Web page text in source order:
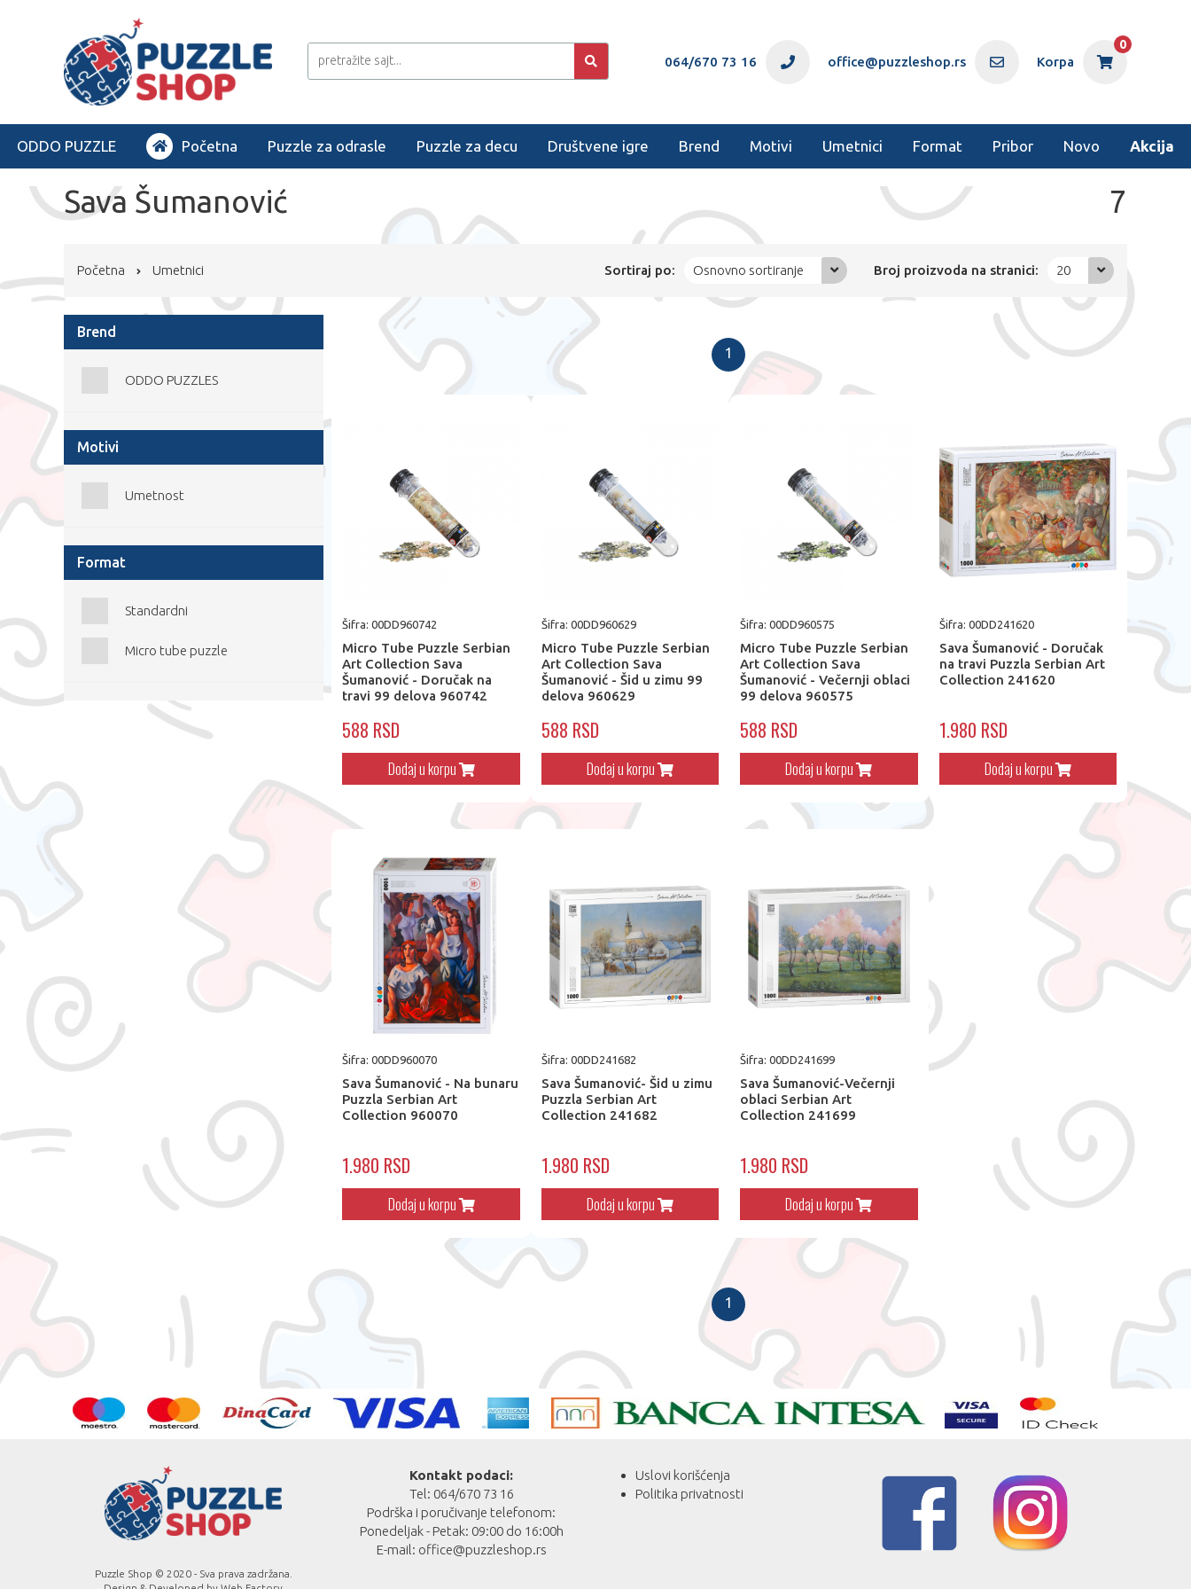
0
Korpa
office@puzzleshop.rs
064/670 73 16
ODDO PUZZLE Početna Puzzle za odrasle Puzzle za decu Društvene igre Brend Motivi Umetnici Format Pribor Novo Akcija
Sava Šumanović 7
Početna Umetnici Broj proizvoda na stranici: 20
Sortiraj po: Osnovno sortiranje
Brend
ODDO PUZZLES
Motivi
Umetnost
Format
Standardni
Micro tube puzzle
1
Šifra: 00DD960742
Micro Tube Puzzle Serbian
Art Collection Sava
Šumanović - Doručak na
travi 99 delova 960742
588 RSD
Dodaj u korpu
Šifra: 00DD960629
Micro Tube Puzzle Serbian
Art Collection Sava
Šumanović - Šid u zimu 99
delova 960629
588 RSD
Dodaj u korpu
Šifra: 00DD960575
Micro Tube Puzzle Serbian
Art Collection Sava
Šumanović - Večernji oblaci
99 delova 960575
588 RSD
Dodaj u korpu
Šifra: 00DD241620
Sava Šumanović - Doručak
na travi Puzzla Serbian Art
Collection 241620
1.980 RSD
Dodaj u korpu
Šifra: 00DD960070
Sava Šumanović - Na bunaru
Puzzla Serbian Art
Collection 960070
1.980 RSD
Dodaj u korpu
Šifra: 00DD241682
Sava Šumanović- Šid u zimu
Puzzla Serbian Art
Collection 241682
1.980 RSD
Dodaj u korpu
Šifra: 00DD241699
Sava Šumanović-Večernji
oblaci Serbian Art
Collection 241699
1.980 RSD
Dodaj u korpu
1
Puzzle Shop © 2020 - Sva prava zadržana.
Kontakt podaci:
Tel: 064/670 73 16
Podrška i poručivanje telefonom:
Ponedeljak - Petak: 09:00 do 16:00h
E-mail: office@puzzleshop.rs
Uslovi korišćenja
Politika privatnosti